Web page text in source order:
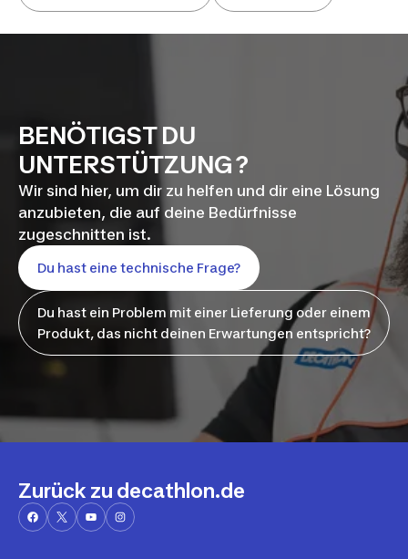
BENÖTIGST DU
UNTERSTÜTZUNG ?
Wir sind hier, um dir zu helfen und dir eine Lösung
anzubieten, die auf deine Bedürfnisse
zugeschnitten ist.
Du hast eine technische Frage?
Du hast ein Problem mit einer Lieferung oder einem
Produkt, das nicht deinen Erwartungen entspricht?
Zurück zu decathlon.de